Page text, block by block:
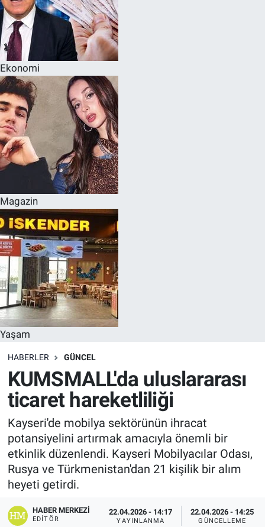
Ekonomi
Magazin
Yaşam
HABERLER GÜNCEL
KUMSMALL'da uluslararası
ticaret hareketliliği
Kayseri'de mobilya sektörünün ihracat
potansiyelini artırmak amacıyla önemli bir
etkinlik düzenlendi. Kayseri Mobilyacılar Odası,
Rusya ve Türkmenistan'dan 21 kişilik bir alım
heyeti getirdi.
HABER MERKEZI
EDITÖR
22.04.2026 - 14:17
YAYINLANMA
22.04.2026 - 14:25
GÜNCELLEME